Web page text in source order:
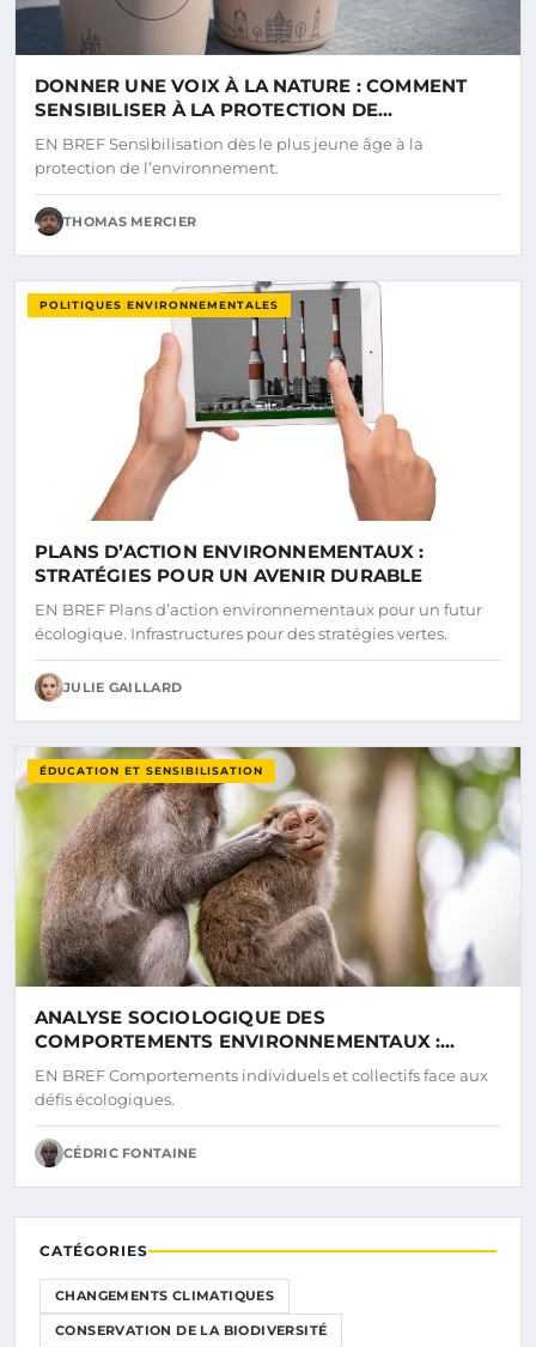
DONNER UNE VOIX À LA NATURE : COMMENT
SENSIBILISER À LA PROTECTION DE
L’ENVIRONNEMENT
EN BREF Sensibilisation dès le plus jeune âge à la
protection de l’environnement.
THOMAS MERCIER
POLITIQUES ENVIRONNEMENTALES
PLANS D’ACTION ENVIRONNEMENTAUX :
STRATÉGIES POUR UN AVENIR DURABLE
EN BREF Plans d’action environnementaux pour un futur
écologique. Infrastructures pour des stratégies vertes.
JULIE GAILLARD
ÉDUCATION ET SENSIBILISATION
ANALYSE SOCIOLOGIQUE DES
COMPORTEMENTS ENVIRONNEMENTAUX :
COMPRENDRE LES MOTIVATIONS ET LES FREINS
DES INDIVIDUS
EN BREF Comportements individuels et collectifs face aux
défis écologiques.
CÉDRIC FONTAINE
CATÉGORIES
CHANGEMENTS CLIMATIQUES
CONSERVATION DE LA BIODIVERSITÉ